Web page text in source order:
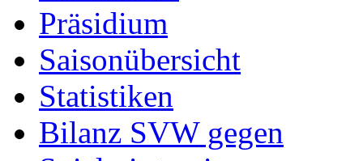
Präsidium
Saisonübersicht
Statistiken
Bilanz SVW gegen